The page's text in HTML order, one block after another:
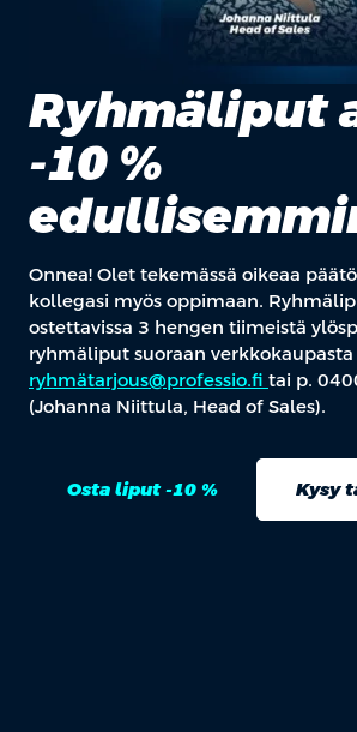
Ryhmäliput
-10 %
Onnea! Olet tekemässä oikeaa
kollegasi myös oppimaan.
ostettavissa 3 hengen tiimeistä
ryhmäliput suoraan verkkokaupasta
ryhmätarjous@professio.fi tai p.
(Johanna Niittula, Head of Sales).
Osta liput -10 % Kysy